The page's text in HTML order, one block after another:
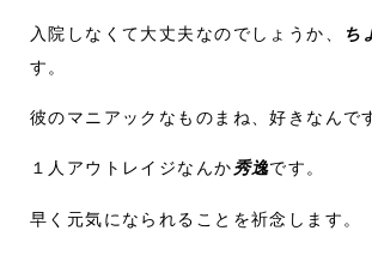
入院しなくて大丈夫なのでしょうか、 ち
す。
彼のマニアックなものまね、好きなんで
１人アウトレイジなんか秀逸です。
早く元気になられることを祈念します。